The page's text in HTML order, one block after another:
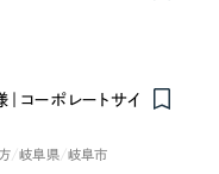
コーポレートサイ
岐阜県 岐阜市